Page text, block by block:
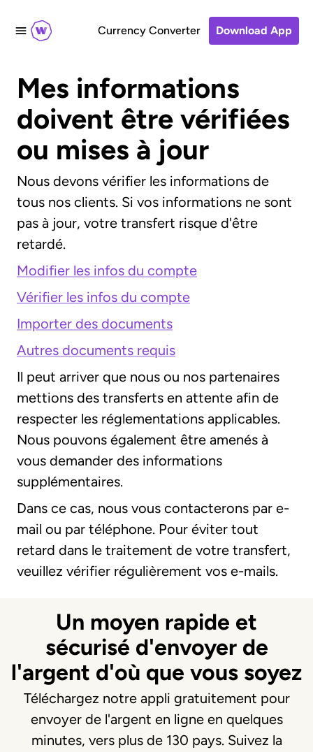
Currency Converter Download App
Mes informations
doivent être vérifiées
ou mises à jour
Nous devons vérifier les informations de
tous nos clients. Si vos informations ne sont
pas à jour, votre transfert risque d'être
retardé.
Modifier les infos du compte
Vérifier les infos du compte
Importer des documents
Autres documents requis
Il peut arriver que nous ou nos partenaires
mettions des transferts en attente afin de
respecter les réglementations applicables.
Nous pouvons également être amenés à
vous demander des informations
supplémentaires.
Dans ce cas, nous vous contacterons par e-
mail ou par téléphone. Pour éviter tout
retard dans le traitement de votre transfert,
veuillez vérifier régulièrement vos e-mails.
Un moyen rapide et
sécurisé d'envoyer de
l'argent d'où que vous soyez
Téléchargez notre appli gratuitement pour
envoyer de l'argent en ligne en quelques
minutes, vers plus de 130 pays. Suivez la